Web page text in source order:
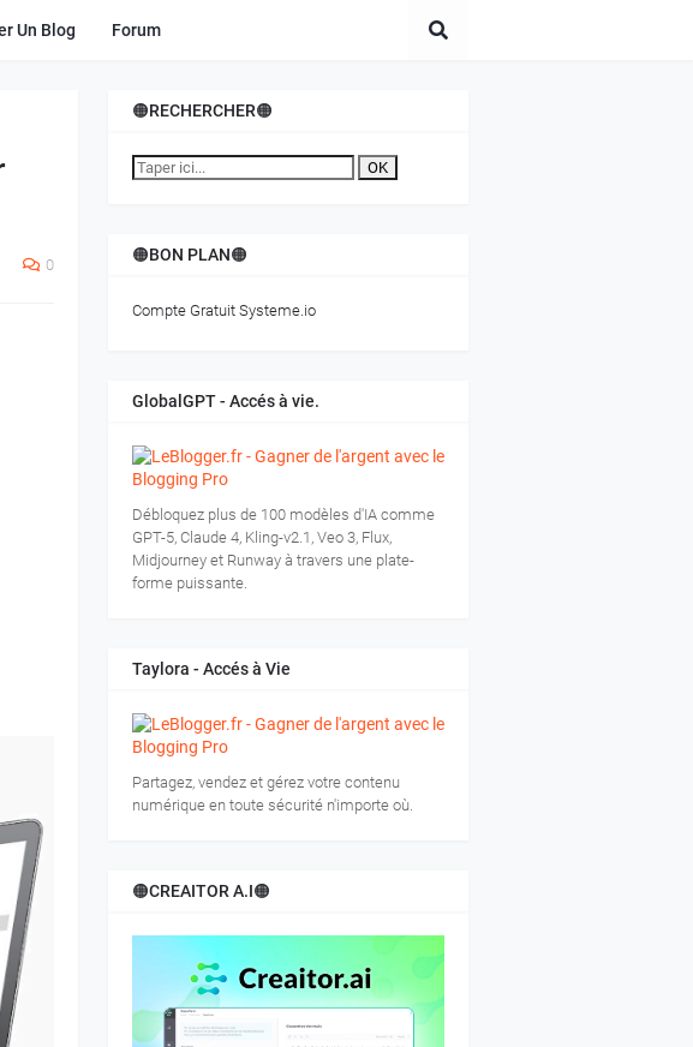
Un Blog Forum
0
🟠RECHERCHER🟠
OK
🟠BON PLAN🟠
Compte Gratuit Systeme.io
GlobalGPT - Accés à vie.
Débloquez plus de 100 modèles d'IA comme
GPT-5, Claude 4, Kling-v2.1, Veo 3, Flux,
Midjourney et Runway à travers une plate-
forme puissante.
Taylora - Accés à Vie
Partagez, vendez et gérez votre contenu
numérique en toute sécurité n'importe où.
🟠CREAITOR A.I🟠